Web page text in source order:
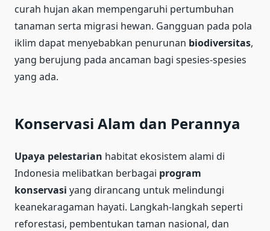
curah hujan akan mempengaruhi pertumbuhan
tanaman serta migrasi hewan. Gangguan pada pola
iklim dapat menyebabkan penurunan biodiversitas,
yang berujung pada ancaman bagi spesies-spesies
yang ada.
Konservasi Alam dan Perannya
Upaya pelestarian habitat ekosistem alami di
Indonesia melibatkan berbagai program
konservasi yang dirancang untuk melindungi
keanekaragaman hayati. Langkah-langkah seperti
reforestasi, pembentukan taman nasional, dan